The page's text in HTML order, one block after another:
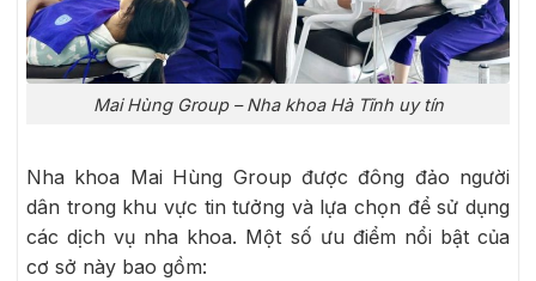
Mai Hùng Group – Nha khoa Hà Tĩnh uy tín
Nha khoa Mai Hùng Group được đông đảo người
dân trong khu vực tin tưởng và lựa chọn để sử dụng
các dịch vụ nha khoa. Một số ưu điểm nổi bật của
cơ sở này bao gồm: